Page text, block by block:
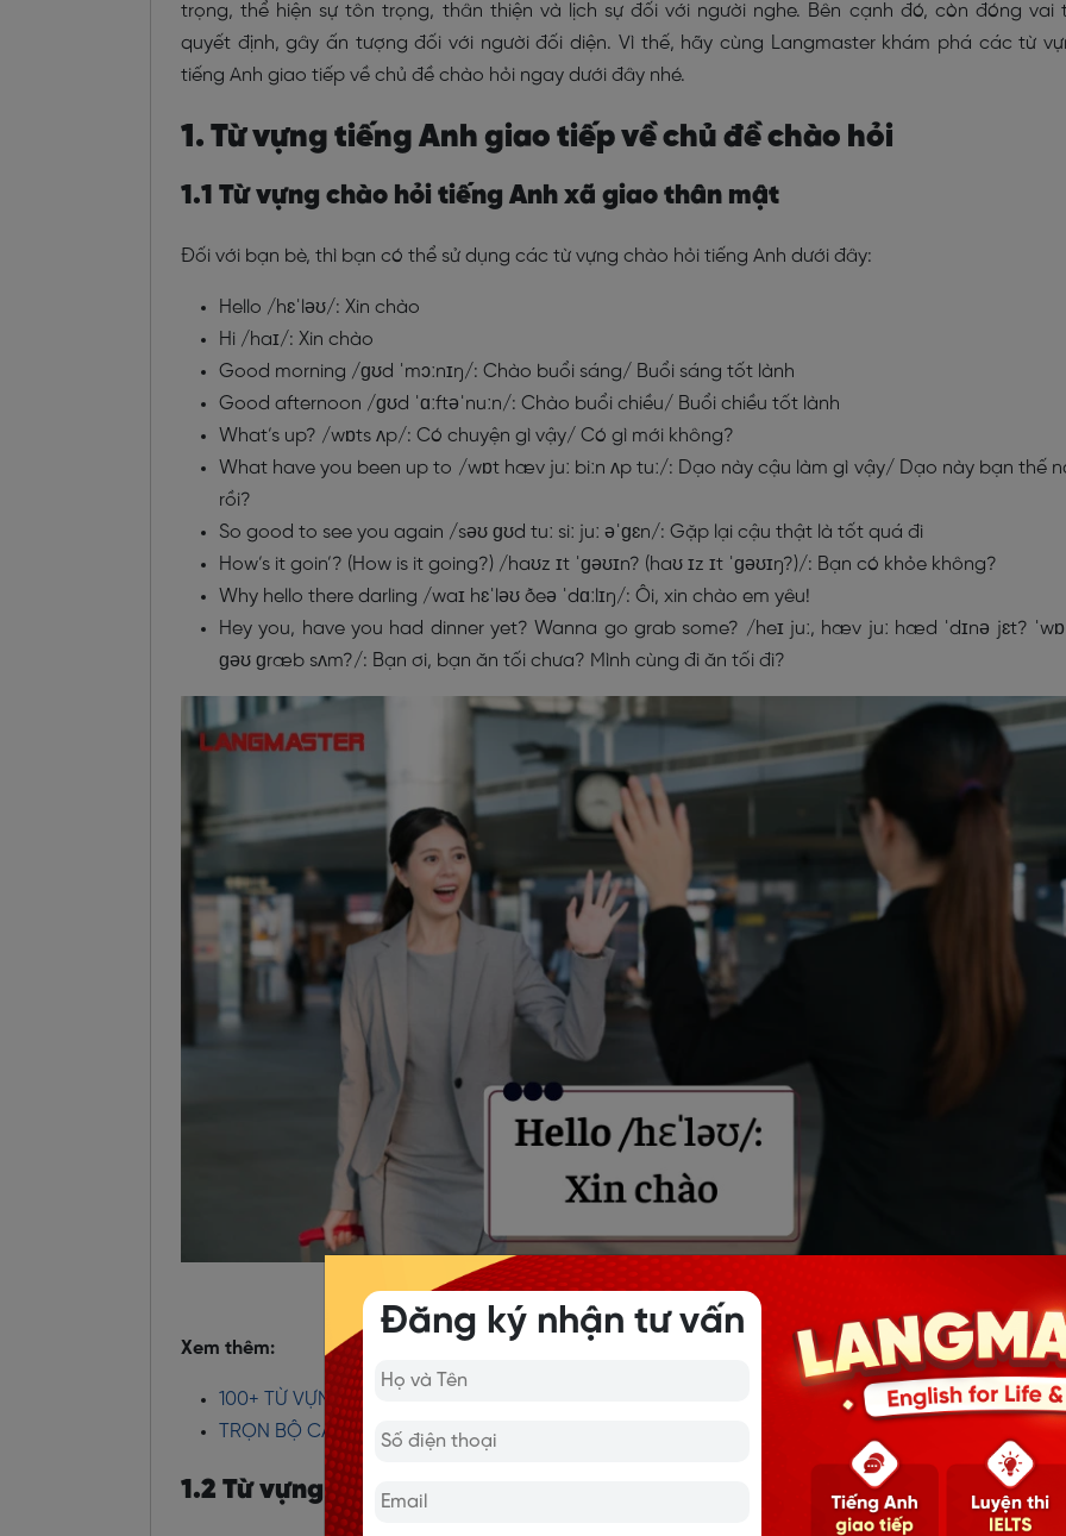
trọng, thể hiện sự tôn trọng, thân thiện và lịch sự đối với người nghe. Bên cạnh đó, còn đóng vai
quyết định, gây ấn tượng đối với người đối diện. Vì thế, hãy cùng Langmaster khám phá các từ
tiếng Anh giao tiếp về chủ đề chào hỏi ngay dưới đây nhé.
1. Từ vựng tiếng Anh giao tiếp về chủ đề chào hỏi
1.1 Từ vựng chào hỏi tiếng Anh xã giao thân mật
Đối với bạn bè, thì bạn có thể sử dụng các từ vựng chào hỏi tiếng Anh dưới đây:
Hello /hɛˈləʊ/: Xin chào
Hi /haɪ/: Xin chào
Good morning /ɡʊd ˈmɔːnɪŋ/: Chào buổi sáng/ Buổi sáng tốt lành
Good afternoon /ɡʊd ˈɑːftəˈnuːn/: Chào buổi chiều/ Buổi chiều tốt lành
What’s up? /wɒts ʌp/: Có chuyện gì vậy/ Có gì mới không?
What have you been up to /wɒt hæv juː biːn ʌp tuː/: Dạo này cậu làm gì vậy/ Dạo này bạn thế
rồi?
So good to see you again /səʊ ɡʊd tuː siː juː əˈɡɛn/: Gặp lại cậu thật là tốt quá đi
How’s it goin’? (How is it going?) /haʊz ɪt ˈɡəʊɪn? (haʊ ɪz ɪt ˈɡəʊɪŋ?)/: Bạn có khỏe không?
Why hello there darling /waɪ hɛˈləʊ ðeə ˈdɑːlɪŋ/: Ôi, xin chào em yêu!
Hey you, have you had dinner yet? Wanna go grab some? /heɪ juː, hæv juː hæd ˈdɪnə jɛt?
ɡəʊ ɡræb sʌm?/: Bạn ơi, bạn ăn tối chưa? Mình cùng đi ăn tối đi?
Từ vựng chào hỏi tiếng Anh xã giao thân mật
Xem thêm:
100+ TỪ VỰNG VỀ TẾT CỔ TRUYỀN VIỆT NAM TRONG TIẾNG ANH BẠN NÊN BIẾT
TRỌN BỘ CÁC TỪ VỰNG TIẾNG ANH XUẤT NHẬP KHẨU MỚI NHẤT
1.2 Từ vựng chào hỏi tiếng Anh trịnh trọng
Đăng ký nhận tư vấn